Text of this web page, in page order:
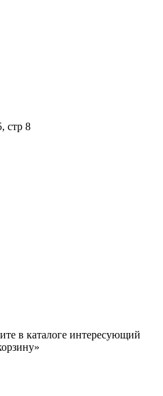
стр 8
в каталоге интересующий